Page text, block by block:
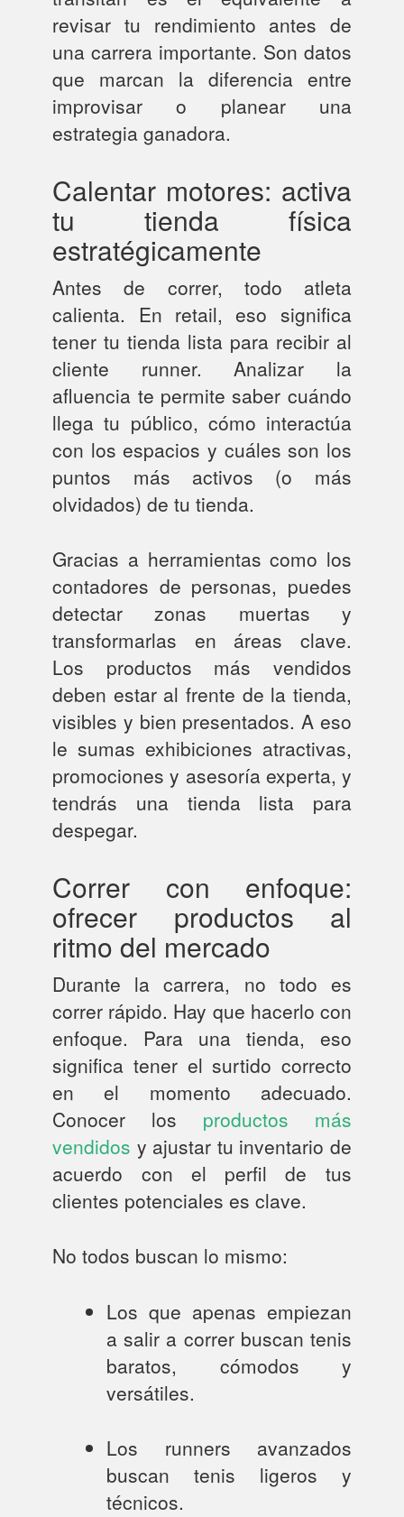
revisar tu rendimiento antes de
una carrera importante. Son datos
que marcan la diferencia entre
improvisar o planear una
estrategia ganadora.
Calentar motores: activa
tu tienda física
estratégicamente
Antes de correr, todo atleta
calienta. En retail, eso significa
tener tu tienda lista para recibir al
cliente runner. Analizar la
afluencia te permite saber cuándo
llega tu público, cómo interactúa
con los espacios y cuáles son los
puntos más activos (o más
olvidados) de tu tienda.
Gracias a herramientas como los
contadores de personas, puedes
detectar zonas muertas y
transformarlas en áreas clave.
Los productos más vendidos
deben estar al frente de la tienda,
visibles y bien presentados. A eso
le sumas exhibiciones atractivas,
promociones y asesoría experta, y
tendrás una tienda lista para
despegar.
Correr con enfoque:
ofrecer productos al
ritmo del mercado
Durante la carrera, no todo es
correr rápido. Hay que hacerlo con
enfoque. Para una tienda, eso
significa tener el surtido correcto
en el momento adecuado.
Conocer los productos más
vendidos y ajustar tu inventario de
acuerdo con el perfil de tus
clientes potenciales es clave.
No todos buscan lo mismo:
Los que apenas empiezan
a salir a correr buscan tenis
baratos, cómodos y
versátiles.
Los runners avanzados
buscan tenis ligeros y
técnicos.